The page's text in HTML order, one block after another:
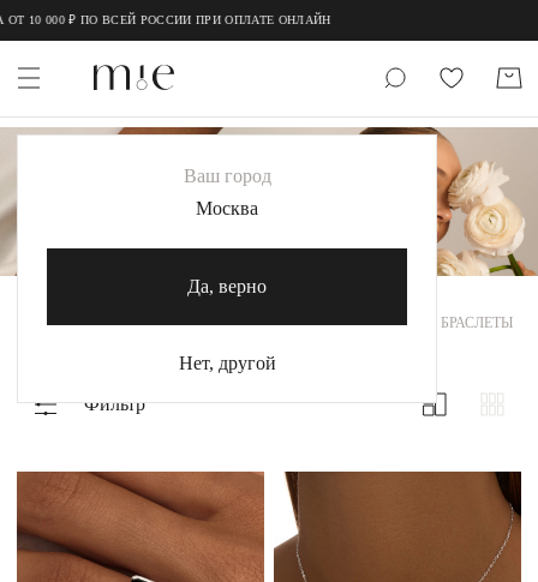
ВСЕЙ РОССИИ ПРИ ОПЛАТЕ ОНЛАЙН
MIESTILO
Коллекции
Образы
Ваш город
Москва
Да, верно
Нет, другой
ВСЕ УКРАШЕНИЯ MIE MIESTILO КОЛЬЦА КАФФЫ БРАСЛЕТЫ
Фильтр